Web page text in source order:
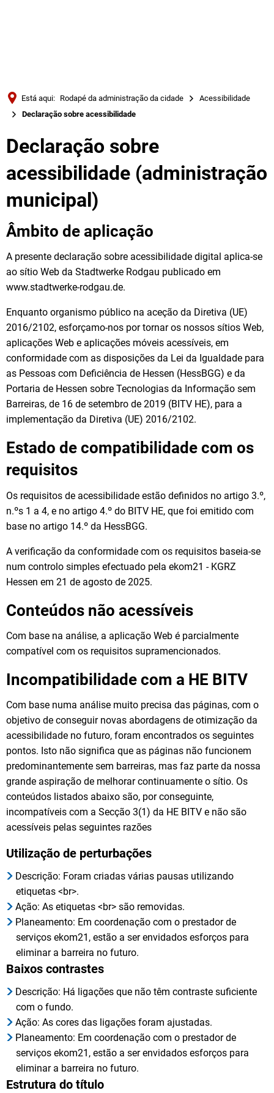
Русский
Deutsch MENÜ
Está aqui: Rodapé da administração da cidade
Acessibilidade
Declaração sobre acessibilidade
Declaração sobre
acessibilidade (administração
municipal)
Âmbito de aplicação
A presente declaração sobre acessibilidade digital aplica-se
ao sítio Web da Stadtwerke Rodgau publicado em
www.stadtwerke-rodgau.de.
Enquanto organismo público na aceção da Diretiva (UE)
2016/2102, esforçamo-nos por tornar os nossos sítios Web,
aplicações Web e aplicações móveis acessíveis, em
conformidade com as disposições da Lei da Igualdade para
as Pessoas com Deficiência de Hessen (HessBGG) e da
Portaria de Hessen sobre Tecnologias da Informação sem
Barreiras, de 16 de setembro de 2019 (BITV HE), para a
implementação da Diretiva (UE) 2016/2102.
Estado de compatibilidade com os
requisitos
Os requisitos de acessibilidade estão definidos no artigo 3.º,
n.ºs 1 a 4, e no artigo 4.º do BITV HE, que foi emitido com
base no artigo 14.º da HessBGG.
A verificação da conformidade com os requisitos baseia-se
num controlo simples efectuado pela ekom21 - KGRZ
Hessen em 21 de agosto de 2025.
Conteúdos não acessíveis
Com base na análise, a aplicação Web é parcialmente
compatível com os requisitos supramencionados.
Incompatibilidade com a HE BITV
Com base numa análise muito precisa das páginas, com o
objetivo de conseguir novas abordagens de otimização da
acessibilidade no futuro, foram encontrados os seguintes
pontos. Isto não significa que as páginas não funcionem
predominantemente sem barreiras, mas faz parte da nossa
grande aspiração de melhorar continuamente o sítio. Os
conteúdos listados abaixo são, por conseguinte,
incompatíveis com a Secção 3(1) da HE BITV e não são
acessíveis pelas seguintes razões
Utilização de perturbações
Descrição: Foram criadas várias pausas utilizando
etiquetas <br>.
Ação: As etiquetas <br> são removidas.
Planeamento: Em coordenação com o prestador de
serviços ekom21, estão a ser envidados esforços para
eliminar a barreira no futuro.
Baixos contrastes
Descrição: Há ligações que não têm contraste suficiente
com o fundo.
Ação: As cores das ligações foram ajustadas.
Planeamento: Em coordenação com o prestador de
serviços ekom21, estão a ser envidados esforços para
eliminar a barreira no futuro.
Estrutura do título